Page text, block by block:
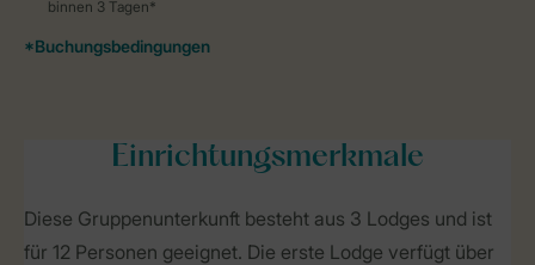
Einrichtungsmerkmale
Diese Gruppenunterkunft besteht aus 3 Lodges und ist
für 12 Personen geeignet. Die erste Lodge verfügt über